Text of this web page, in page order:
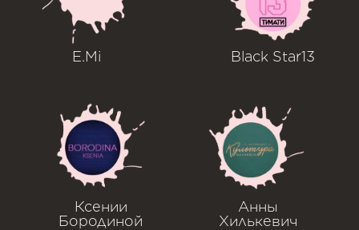
E.Mi Black Star13
Ксении
Бородиной
Анны
Хилькевич